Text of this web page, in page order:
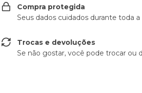
Compra protegida
Seus dados cuidados durante toda a
Trocas e devoluções
Se não gostar, você pode trocar ou